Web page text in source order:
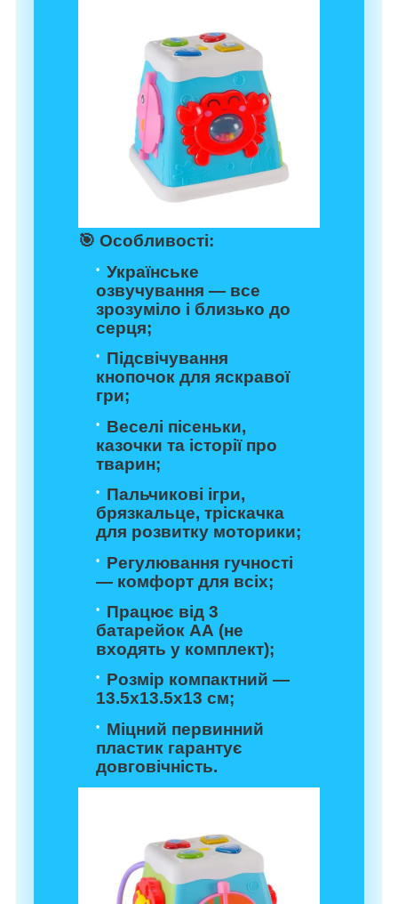
🎯 Особливості:
Українське
озвучування — все
зрозуміло і близько до
серця;
Підсвічування
кнопочок для яскравої
гри;
Веселі пісеньки,
казочки та історії про
тварин;
Пальчикові ігри,
брязкальце, тріскачка
для розвитку моторики;
Регулювання гучності
— комфорт для всіх;
Працює від 3
батарейок АА (не
входять у комплект);
Розмір компактний —
13.5х13.5х13 см;
Міцний первинний
пластик гарантує
довговічність.